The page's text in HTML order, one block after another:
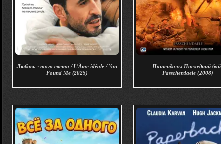
Любовь с того света / L'Âme idéale / You
Found Me (2025)
Пашендаль: Последний
Passchendaele (2008)